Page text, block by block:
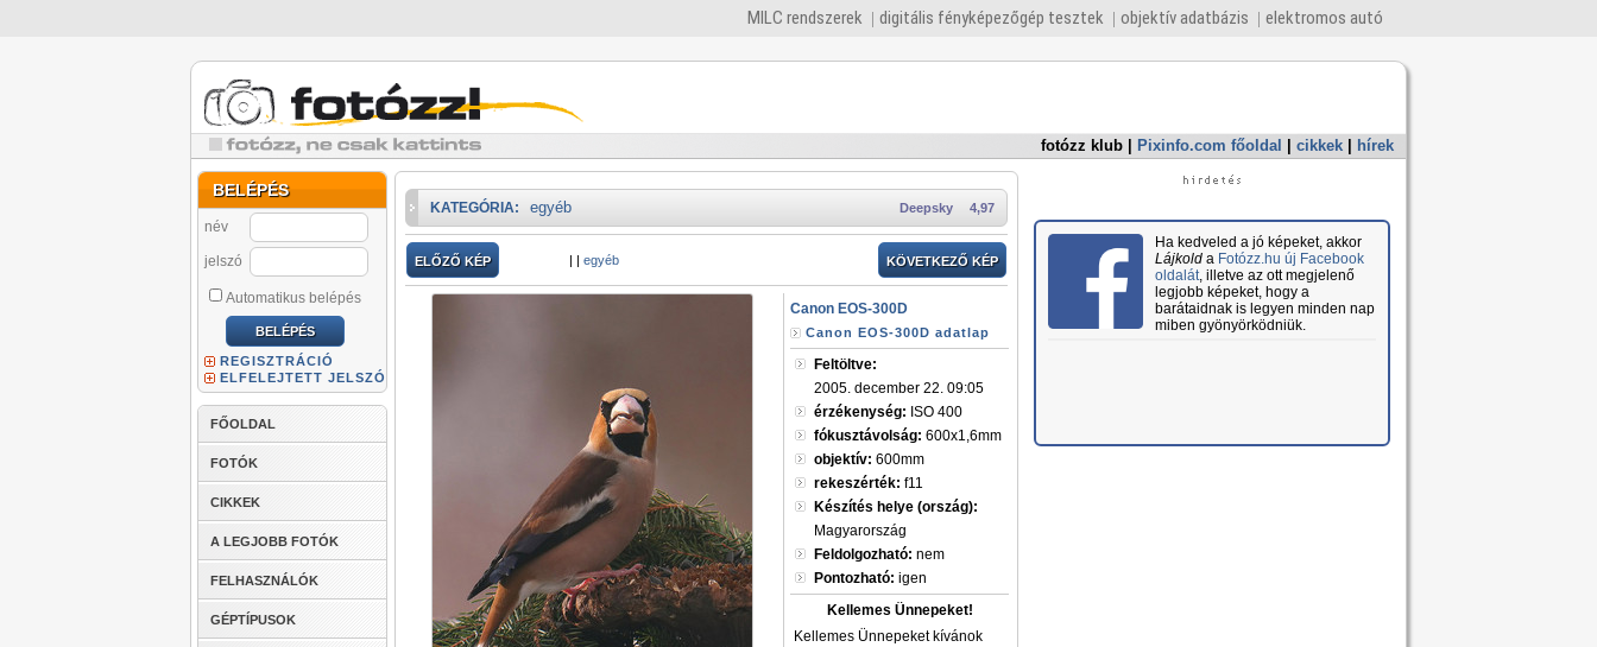
MILC rendszerek digitális fényképezőgép tesztek objektív adatbázis elektromos autó
fotózz klub Pixinfo.com főoldal cikkek hírek
BELÉPÉS
név
jelszó
Automatikus belépés
REGISZTRÁCIÓ
ELFELEJTETT JELSZÓ
FŐOLDAL
FOTÓK
CIKKEK
A LEGJOBB FOTÓK
FELHASZNÁLÓK
GÉPTÍPUSOK
4,97
Deepsky
KATEGÓRIA: egyéb
ELŐZŐ KÉP | | egyéb KÖVETKEZŐ KÉP
Canon EOS-300D
Canon EOS-300D adatlap
Feltöltve:
2005. december 22. 09:05
érzékenység: ISO 400
fókusztávolság: 600x1,6mm
objektív: 600mm
rekeszérték: f11
Készítés helye (ország):
Magyarország
Feldolgozható: nem
Pontozható: igen
Kellemes Ünnepeket!
Kellemes Ünnepeket kívánok
Ha kedveled a jó képeket, akkor
Lájkolda Fotózz.hu új Facebook
oldalát, illetve az ott megjelenő
legjobb képeket, hogy a
barátaidnak is legyen minden nap
miben gyönyörködniük.